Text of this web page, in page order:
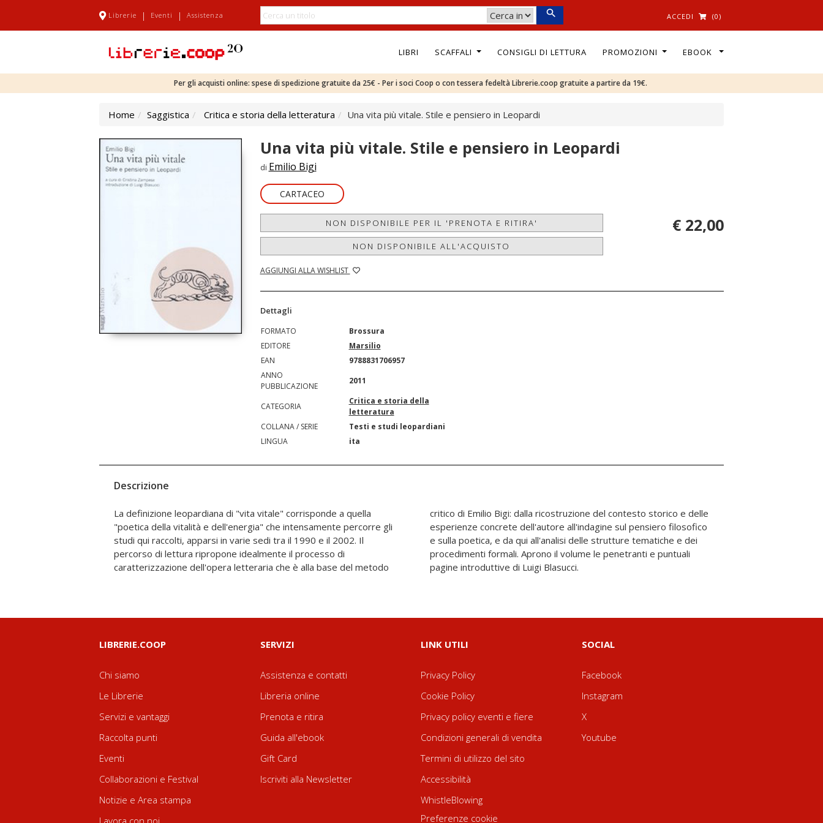
Librerie | Eventi | Assistenza ACCEDI (0)
LIBRI SCAFFALI CONSIGLI DI LETTURA PROMOZIONI EBOOK
Per gli acquisti online: spese di spedizione gratuite da 25€ - Per i soci Coop o con tessera fedeltà Librerie.coop gratuite a partire da 19€.
Home Saggistica Critica e storia della letteratura Una vita più vitale. Stile e pensiero in Leopardi
Una vita più vitale. Stile e pensiero in Leopardi
di Emilio Bigi
CARTACEO
NON DISPONIBILE PER IL 'PRENOTA E RITIRA'
NON DISPONIBILE ALL'ACQUISTO
AGGIUNGI ALLA WISHLIST
€ 22,00
Dettagli
FORMATO
Brossura
EDITORE
Marsilio
EAN
9788831706957
ANNO
PUBBLICAZIONE
2011
CATEGORIA
Critica e storia della
letteratura
COLLANA / SERIE
Testi e studi leopardiani
LINGUA
ita
Descrizione
La definizione leopardiana di "vita vitale" corrisponde a quella
"poetica della vitalità e dell'energia" che intensamente percorre gli
studi qui raccolti, apparsi in varie sedi tra il 1990 e il 2002. Il
percorso di lettura ripropone idealmente il processo di
caratterizzazione dell'opera letteraria che è alla base del metodo
critico di Emilio Bigi: dalla ricostruzione del contesto storico e delle
esperienze concrete dell'autore all'indagine sul pensiero filosofico
e sulla poetica, e da qui all'analisi delle strutture tematiche e dei
procedimenti formali. Aprono il volume le penetranti e puntuali
pagine introduttive di Luigi Blasucci.
LIBRERIE.COOP
Chi siamo
Le Librerie
Servizi e vantaggi
Raccolta punti
Eventi
Collaborazioni e Festival
Notizie e Area stampa
Lavora con noi
SERVIZI
Assistenza e contatti
Libreria online
Prenota e ritira
Guida all'ebook
Gift Card
Iscriviti alla Newsletter
LINK UTILI
Privacy Policy
Cookie Policy
Privacy policy eventi e fiere
Condizioni generali di vendita
Termini di utilizzo del sito
Accessibilità
WhistleBlowing
Preferenze cookie
SOCIAL
Facebook
Instagram
X
Youtube